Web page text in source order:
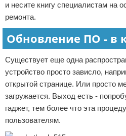
и несите книгу специалистам на
ремонта.
Обновление ПО - в
Существует еще одна
устройство просто зависло,
открытой странице. Или просто
загружается. Выход есть -
гаджет, тем более что эта
пользователям.